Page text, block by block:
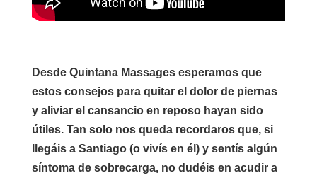
Desde Quintana Massages esperamos que
estosconsejos para quitar el dolor de piernas
y aliviar el cansancio en reposo hayan sido
útiles. Tan solo nos queda recordaros que, si
llegáis a Santiago (o vivís en él) y sentís algún
síntoma de sobrecarga, no dudéis en acudir a